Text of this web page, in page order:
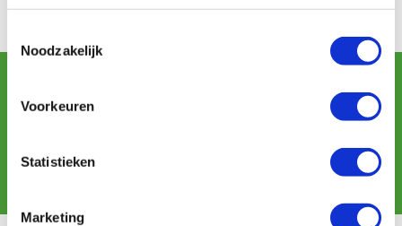
Noodzakelijk
Voorkeuren
Statistieken
Marketing